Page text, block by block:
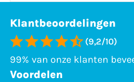
Klantbeoordelingen
(9,2/10)
99% van onze klanten
Voordelen